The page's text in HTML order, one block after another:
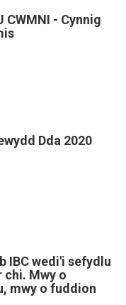
CWMNI - Cynnig
Dda 2020
IBC wedi'i sefydlu
chi. Mwy o
mwy o fuddion